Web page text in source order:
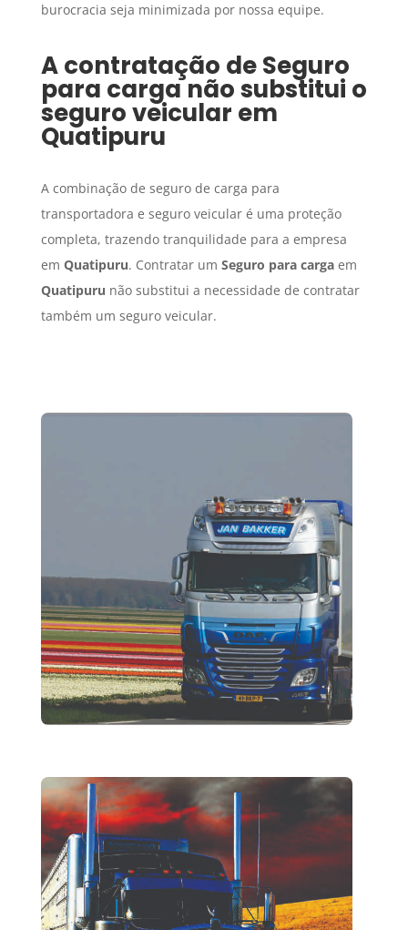
burocracia seja minimizada por nossa equipe.
A contratação deSeguro
para carganão substitui o
seguro veicular em
Quatipuru
A combinação de seguro de carga para
transportadora e seguro veicular é uma proteção
completa, trazendo tranquilidade para a empresa
em Quatipuru. Contratar um Seguro para cargaem
Quatipuru não substitui a necessidade de contratar
também um seguro veicular.